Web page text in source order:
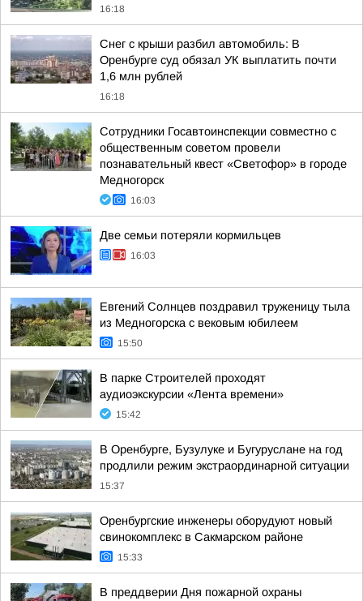
16:18
Снег с крыши разбил автомобиль: В
Оренбурге суд обязал УК выплатить почти
1,6 млн рублей
16:18
Сотрудники Госавтоинспекции совместно с
общественным советом провели
познавательный квест «Светофор» в городе
Медногорск
16:03
Две семьи потеряли кормильцев
16:03
Евгений Солнцев поздравил труженицу тыла
из Медногорска с вековым юбилеем
15:50
В парке Строителей проходят
аудиоэкскурсии «Лента времени»
15:42
В Оренбурге, Бузулуке и Бугуруслане на год
продлили режим экстраординарной ситуации
15:37
Оренбургские инженеры оборудуют новый
свинокомплекс в Сакмарском районе
15:33
В преддверии Дня пожарной охраны